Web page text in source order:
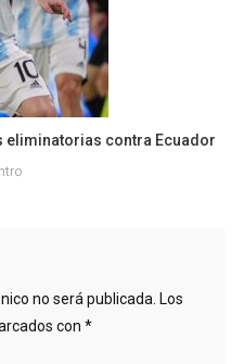
eliminatorias contra Ecuador
no será publicada. Los
con *